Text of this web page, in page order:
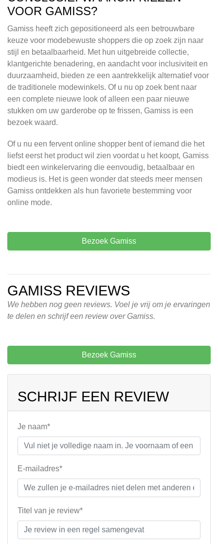
VOOR GAMISS?
Gamiss heeft zich gepositioneerd als een betrouwbare
keuze voor modebewuste shoppers die op zoek zijn naar
stijl en betaalbaarheid. Met hun uitgebreide collectie,
klantgerichte benadering, en aandacht voor inclusiviteit en
duurzaamheid, bieden ze een aantrekkelijk alternatief voor
de traditionele modewinkels. Of u nu op zoek bent naar
een complete nieuwe look of alleen een paar nieuwe
stukken om uw garderobe op te frissen, Gamiss is een
bezoek waard.
Of u nu een fervent online shopper bent of iemand die het
liefst eerst het product wil zien voordat u het koopt, Gamiss
biedt een winkelervaring die eenvoudig, betaalbaar en
modieus is. Het is geen wonder dat steeds meer mensen
Gamiss ontdekken als hun favoriete bestemming voor
online mode.
Bezoek Gamiss
GAMISS REVIEWS
We hebben nog geen reviews. Voel je vrij om je ervaringen
te delen en schrijf een review over Gamiss.
Bezoek Gamiss
SCHRIJF EEN REVIEW
Je naam*
E-mailadres*
Titel van je review*